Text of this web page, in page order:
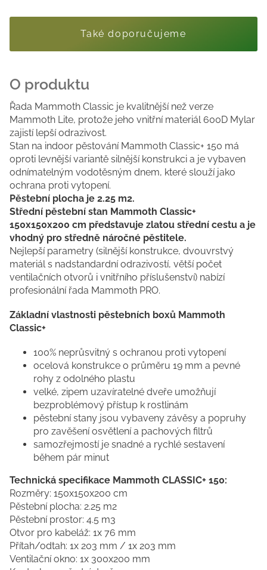
Také doporučujeme
Řada Mammoth Classic je kvalitnější než verze
Mammoth Lite, protože jeho vnitřní materiál 600D Mylar
zajistí lepší odrazivost.
Stan na indoor pěstování Mammoth Classic+ 150 má
oproti levnější variantě silnější konstrukci a je vybaven
odnímatelným vodotěsným dnem, které slouží jako
ochrana proti vytopení.
Pěstební plocha je 2.25 m2.
Střední pěstební stan Mammoth Classic+
150x150x200 cm představuje zlatou střední cestu a je
vhodný pro středně náročné pěstitele.
Nejlepší parametry (silnější konstrukce, dvouvrstvý
materiál s nadstandardní odrazivostí, větší počet
ventilačních otvorů i vnitřního příslušenství) nabízí
profesionální řada Mammoth PRO.
Základní vlastnosti pěstebních boxů Mammoth
Classic+
100% neprůsvitný s ochranou proti vytopení
ocelová konstrukce o průměru 19 mm a pevné
rohy z odolného plastu
velké, zipem uzavíratelné dveře umožňují
bezproblémový přístup k rostlinám
pěstební stany jsou vybaveny závěsy a popruhy
pro zavěšení osvětlení a pachových filtrů
samozřejmostí je snadné a rychlé sestavení
během pár minut
Technická specifikace Mammoth CLASSIC+ 150:
Rozměry: 150x150x200 cm
Pěstební plocha: 2.25 m2
Pěstební prostor: 4.5 m3
Otvor pro kabeláž: 1x 76 mm
Přítah/odtah: 1x 203 mm / 1x 203 mm
Ventilační okno: 1x 300x200 mm